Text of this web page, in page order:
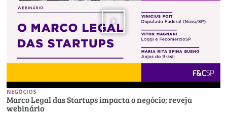
NEGÓCIOS
Marco Legal das Startups impacta o negócio; reveja
webinário